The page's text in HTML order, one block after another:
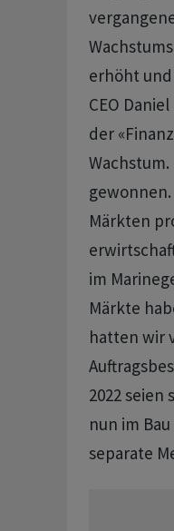
erhöht
CEO
der
Märkten
im
Märkte
hatten wir
2022
nun im
separate